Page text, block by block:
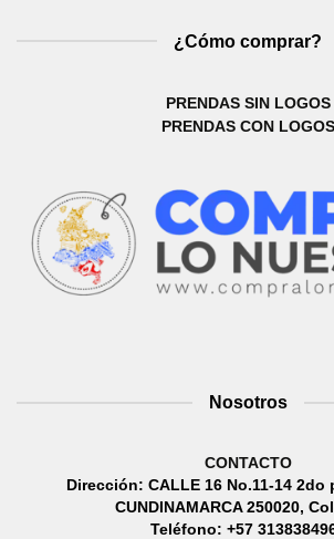
¿Cómo comprar?
PRENDAS SIN LOGOS
PRENDAS CON LOGOS
Nosotros
CONTACTO
Dirección: CALLE 16 No.11-14 2do
CUNDINAMARCA 250020,
Teléfono: +57